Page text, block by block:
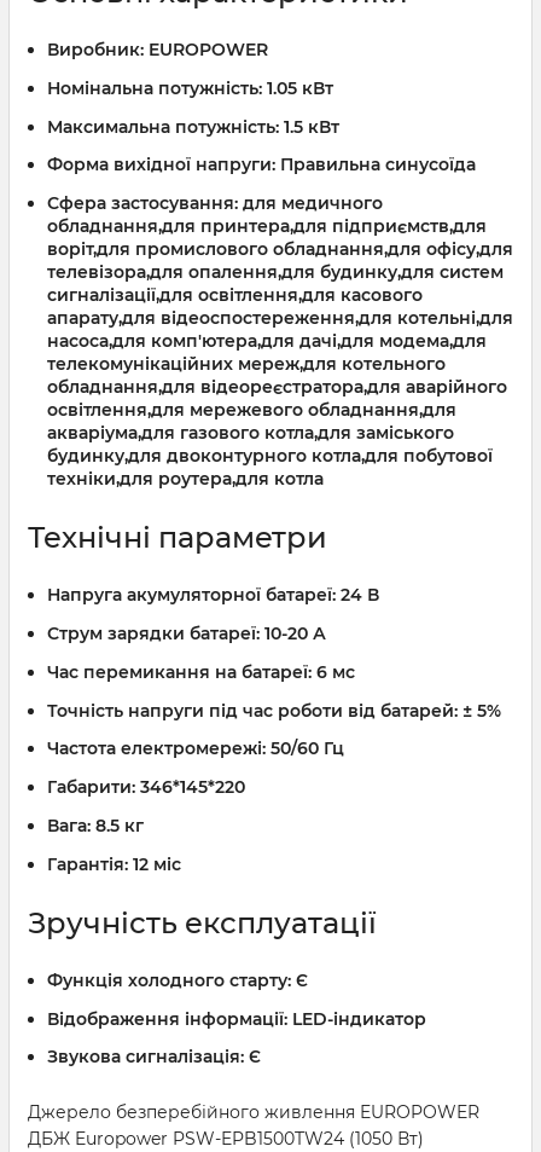
Виробник: EUROPOWER
Номінальна потужність: 1.05 кВт
Максимальна потужність: 1.5 кВт
Форма вихідної напруги: Правильна синусоїда
Сфера застосування: для медичного
обладнання,для принтера,для підприємств,для
воріт,для промислового обладнання,для офісу,для
телевізора,для опалення,для будинку,для систем
сигналізації,для освітлення,для касового
апарату,для відеоспостереження,для котельні,для
насоса,для комп'ютера,для дачі,для модема,для
телекомунікаційних мереж,для котельного
обладнання,для відеореєстратора,для аварійного
освітлення,для мережевого обладнання,для
акваріума,для газового котла,для заміського
будинку,для двоконтурного котла,для побутової
техніки,для роутера,для котла
Технічні параметри
Напруга акумуляторної батареї: 24 В
Струм зарядки батареї: 10-20 А
Час перемикання на батареї: 6 мс
Точність напруги під час роботи від батарей: ± 5%
Частота електромережі: 50/60 Гц
Габарити: 346*145*220
Вага: 8.5 кг
Гарантія: 12 міс
Зручність експлуатації
Функція холодного старту: Є
Відображення інформації: LED-індикатор
Звукова сигналізація: Є
Джерело безперебійного живлення EUROPOWER
ДБЖ Europower PSW-EPB1500TW24 (1050 Вт)